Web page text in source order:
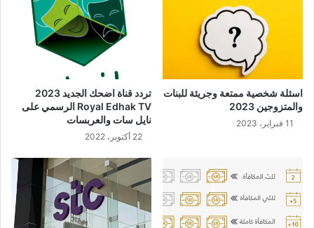
اسئلة شخصية ممتعة وجريئة للبنات
والمتزوجين 2023
11 فبراير، 2023
تردد قناة اضحك الجديد 2023
Royal Edhak TV الرسمي على
نايل سات والعربسات
22 أكتوبر، 2022